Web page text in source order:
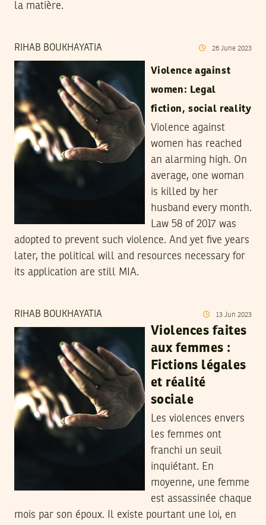
la matière.
RIHAB BOUKHAYATIA 26 June 2023
Violence against
women: Legal
fiction, social reality
Violence against
women has reached
an alarming high. On
average, one woman
is killed by her
husband every month.
Law 58 of 2017 was
adopted to prevent such violence. And yet five years
later, the political will and resources necessary for
its application are still MIA.
RIHAB BOUKHAYATIA 13 Jun 2023
Violences faites
aux femmes :
Fictions légales
et réalité
sociale
Les violences envers
les femmes ont
franchi un seuil
inquiétant. En
moyenne, une femme
est assassinée chaque
mois par son époux. Il existe pourtant une loi, en